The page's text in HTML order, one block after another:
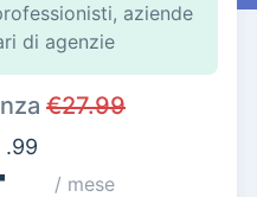
aziende
di agenzie
€27.99
.99
/ mese